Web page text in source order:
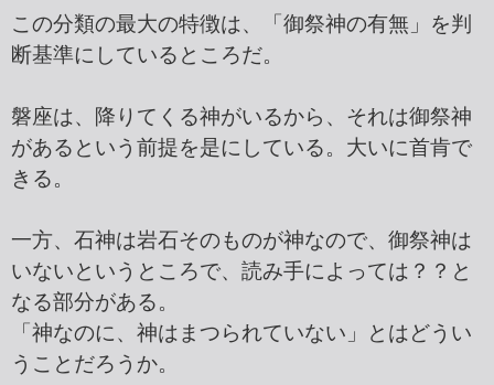
この分類の最大の特徴は、「御祭神の有無」を判
断基準にしているところだ。
磐座は、降りてくる神がいるから、それは御祭神
があるという前提を是にしている。大いに首肯で
きる。
一方、石神は岩石そのものが神なので、御祭神は
いないというところで、読み手によっては？？と
なる部分がある。
「神なのに、神はまつられていない」とはどうい
うことだろうか。